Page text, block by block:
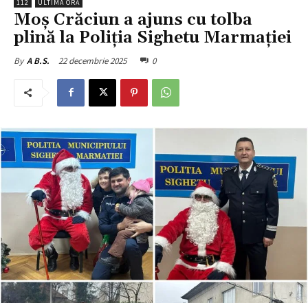
112 ULTIMA ORĂ
Moș Crăciun a ajuns cu tolba
plină la Poliția Sighetu Marmaţiei
By A B.S. 22 decembrie 2025 0